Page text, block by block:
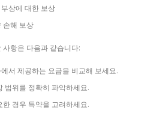
상에 대한 보상
손해 보상
항은 다음과 같습니다:
서 제공하는 요금을 비교해 보세요.
범위를 정확히 파악하세요.
경우 특약을 고려하세요.